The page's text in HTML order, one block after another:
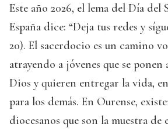
Este año 2026, el lema del Día del
España dice: “Deja tus redes y
20). El sacerdocio es un camino
atrayendo a jóvenes que se ponen
Dios y quieren entregar la vida,
para los demás. En Ourense,
diocesanos que son la muestra de